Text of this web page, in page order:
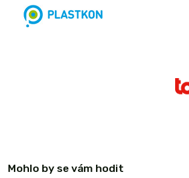
Mohlo by se vám hodit